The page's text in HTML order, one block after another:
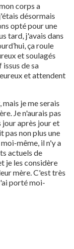
corps a
désormais
opté pour une
tard, j'avais dans
ça roule
et soulagés
de sa
et attendent
je me serais
Je n'aurais pas
jour après jour et
pas non plus une
même, il n'y a
actuels de
je les considère
mère. C'est très
porté moi-